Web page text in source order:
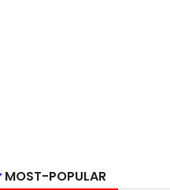
MOST-POPULAR